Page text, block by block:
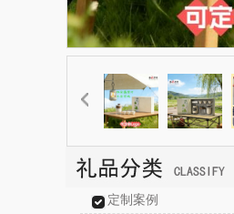
定制案例